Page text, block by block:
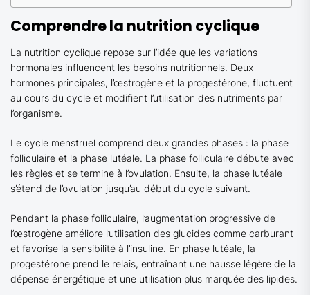
Comprendre la nutrition cyclique
La nutrition cyclique repose sur l’idée que les variations
hormonales influencent les besoins nutritionnels. Deux
hormones principales, l’œstrogène et la progestérone, fluctuent
au cours du cycle et modifient l’utilisation des nutriments par
l’organisme.
Le cycle menstruel comprend deux grandes phases : la phase
folliculaire et la phase lutéale. La phase folliculaire débute avec
les règles et se termine à l’ovulation. Ensuite, la phase lutéale
s’étend de l’ovulation jusqu’au début du cycle suivant.
Pendant la phase folliculaire, l’augmentation progressive de
l’œstrogène améliore l’utilisation des glucides comme carburant
et favorise la sensibilité à l’insuline. En phase lutéale, la
progestérone prend le relais, entraînant une hausse légère de la
dépense énergétique et une utilisation plus marquée des lipides.